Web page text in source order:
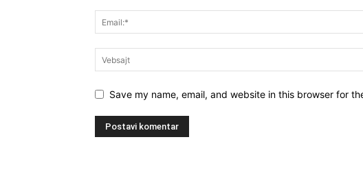
Save my name, email, and website in this browser for